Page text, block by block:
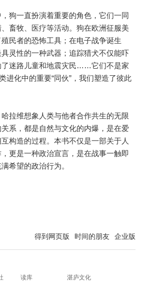
狗一直扮演着重要的角色，它们一同
畜牧、医疗等活动。狗在欧洲征服美
民者的恐怖工具；在电子战争诞生
灵性的一种武器；追踪猎犬不仅能吓
了迷路儿童和地震灾民……它们不是家
进化中的重要“同伙”，我们塑造了彼此
拉维想象人类与他者合作共生的无限
系，都是自然与文化的内爆，是在爱
构造的过程。本书不仅是一部关于人
更是一种政治宣言，是在战事一触即
希望的政治行为。
得到网页版 时间的朋友 企业版
读库
湛庐文化